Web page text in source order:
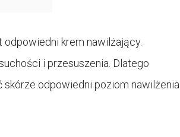
krem nawilżający.
i przesuszenia. Dlatego
odpowiedni poziom nawilżenia